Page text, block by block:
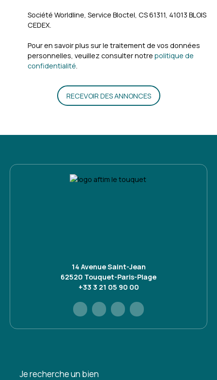
Société Worldline, Service Bloctel, CS 61311, 41013 BLOIS
CEDEX.
Pour en savoir plus sur le traitement de vos données
personnelles, veuillez consulter notre politique de
confidentialité.
RECEVOIR DES ANNONCES
14 Avenue Saint-Jean
62520 Touquet-Paris-Plage
+33 3 21 05 90 00
Je recherche un bien